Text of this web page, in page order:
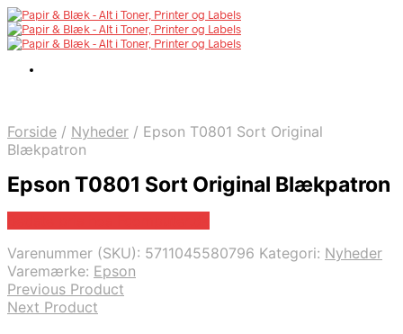
Forside / Nyheder / Epson T0801 Sort Original
Blækpatron
Epson T0801 Sort Original Blækpatron
Varenummer (SKU): 5711045580796 Kategori: Nyheder
Varemærke: Epson
Previous Product
Next Product